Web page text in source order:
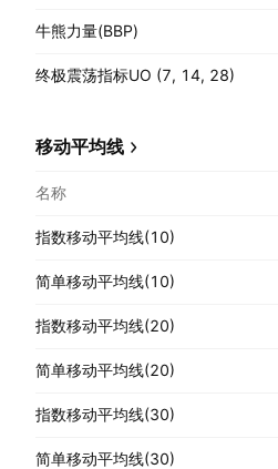
牛熊力量(BBP)
终极震荡指标UO (7, 14, 28)
移动平均线
名称
指数移动平均线(10)
简单移动平均线(10)
指数移动平均线(20)
简单移动平均线(20)
指数移动平均线(30)
简单移动平均线(30)